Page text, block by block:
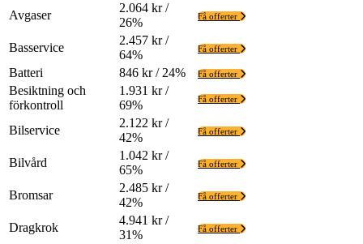
Avgaser
2.064 kr /
26%
Få offerter
Basservice
2.457 kr /
64%
Få offerter
Batteri 846 kr / 24% Få offerter
Besiktning och
förkontroll
1.931 kr /
69%
Få offerter
Bilservice
2.122 kr /
42%
Få offerter
Bilvård
1.042 kr /
65%
Få offerter
Bromsar
2.485 kr /
42%
Få offerter
Dragkrok
4.941 kr /
31%
Få offerter